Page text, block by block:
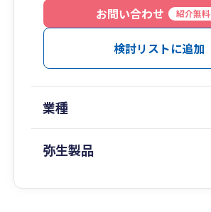
お問い合わせ
紹介無料
検討リストに追加
業種
弥生製品